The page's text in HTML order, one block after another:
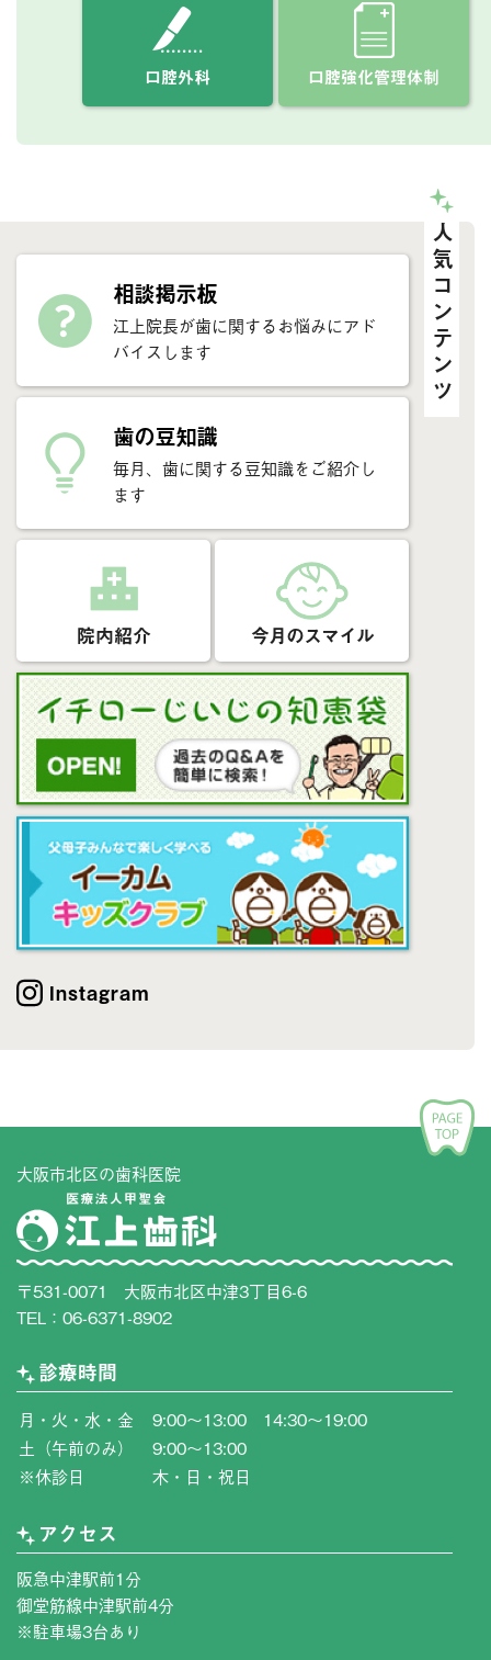
口腔外科 口腔強化管理体制
人気コンテンツ
相談掲示板
江上院長が歯に関するお悩みにアド
バイスします
歯の豆知識
毎月、歯に関する豆知識をご紹介し
ます
院内紹介 今月のスマイル
Instagram
大阪市北区の歯科医院
〒531-0071 大阪市北区中津3丁目6-6
TEL： 06-6371-8902
診療時間
月・火・水・金
9:00〜13:00 14:30〜19:00
土（午前のみ）
9:00〜13:00
※休診日
木・日・祝日
アクセス
阪急中津駅前1分
御堂筋線中津駅前4分
※駐車場3台あり